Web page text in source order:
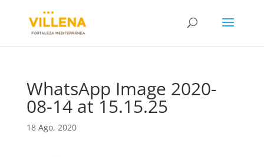
WhatsApp Image 2020-
08-14 at 15.15.25
18 Ago, 2020